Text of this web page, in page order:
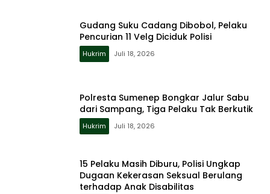
Gudang Suku Cadang Dibobol, Pelaku
Pencurian 11 Velg Diciduk Polisi
Hukrim Juli 18, 2026
Polresta Sumenep Bongkar Jalur Sabu
dari Sampang, Tiga Pelaku Tak Berkutik
Hukrim Juli 18, 2026
15 Pelaku Masih Diburu, Polisi Ungkap
Dugaan Kekerasan Seksual Berulang
terhadap Anak Disabilitas